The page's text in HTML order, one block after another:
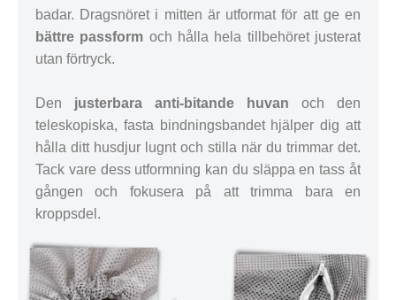
badar. Dragsnöret i mitten är utformat för att ge en
bättre passform och hålla hela tillbehöret justerat
utan förtryck.
Den justerbara anti-bitande huvan och den
teleskopiska, fasta bindningsbandet hjälper dig att
hålla ditt husdjur lugnt och stilla när du trimmar det.
Tack vare dess utformning kan du släppa en tass åt
gången och fokusera på att trimma bara en
kroppsdel.